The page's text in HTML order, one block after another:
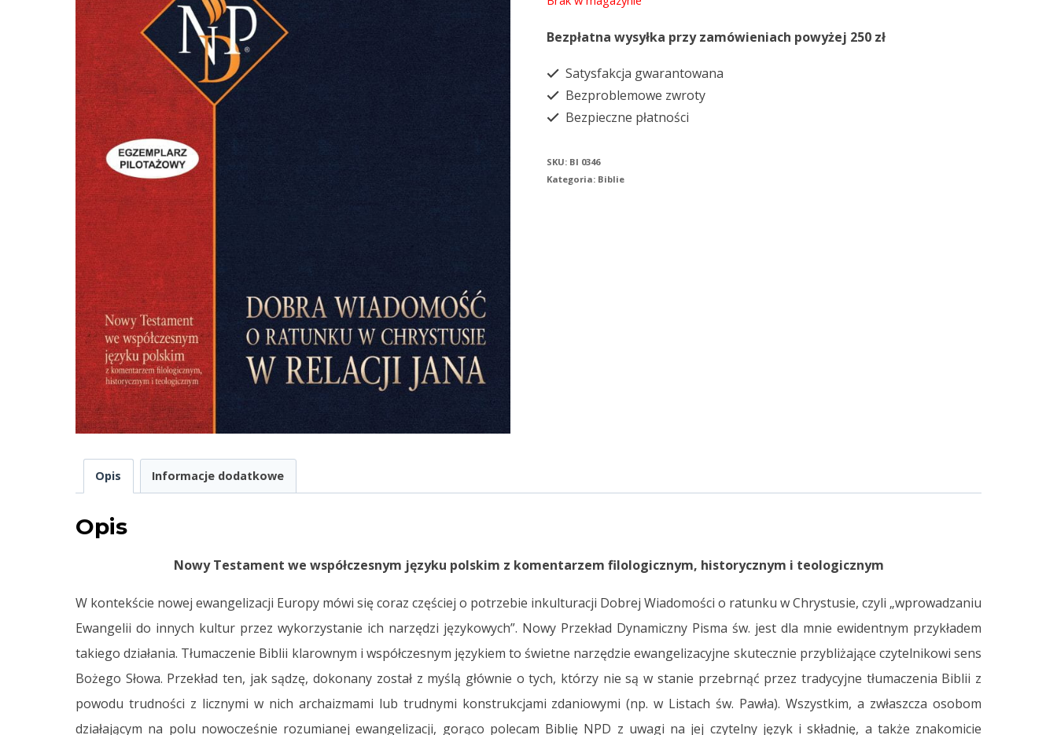
Bezpłatna wysyłka przy zamówieniach powyżej 250 zł
Satysfakcja gwarantowana
Bezproblemowe zwroty
Bezpieczne płatności
SKU: BI 0346
Kategoria: Biblie
Opis Informacje dodatkowe
Opis
Nowy Testament we współczesnym języku polskim z komentarzem filologicznym, historycznym i teologicznym
W kontekście nowej ewangelizacji Europy mówi się coraz częściej o potrzebie inkulturacji Dobrej Wiadomości o ratunku w Chrystusie, czyli „wprowadzaniu
Ewangelii do innych kultur przez wykorzystanie ich narzędzi językowych”. Nowy Przekład Dynamiczny Pisma św. jest dla mnie ewidentnym przykładem
takiego działania. Tłumaczenie Biblii klarownym i współczesnym językiem to świetne narzędzie ewangelizacyjne skutecznie przybliżające czytelnikowi sens
Bożego Słowa. Przekład ten, jak sądzę, dokonany został z myślą głównie o tych, którzy nie są w stanie przebrnąć przez tradycyjne tłumaczenia Biblii z
powodu trudności z licznymi w nich archaizmami lub trudnymi konstrukcjami zdaniowymi (np. w Listach św. Pawła). Wszystkim, a zwłaszcza osobom
działającym na polu nowocześnie rozumianej ewangelizacji, gorąco polecam Biblię NPD z uwagi na jej czytelny język i składnię, a także znakomicie